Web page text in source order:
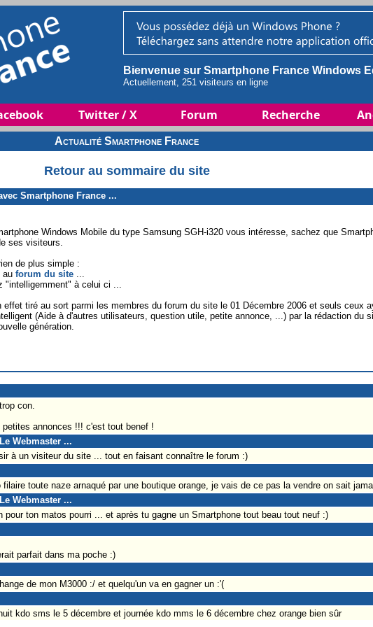
Bienvenue sur Smartphone France Windows
Actuellement, 251 visiteurs en ligne
Twitter / X Forum Recherche
Actualité Smartphone France
Retour au sommaire du site
Smartphone France ...
Windows Mobile du type Samsung SGH-i320 vous intéresse, sachez que
ses visiteurs.
de plus simple :
au forum du site
à celui ci ...
effet tiré au sort parmi les membres du forum du site le 01 Décembre 2006 et seuls ceux
(Aide à d'autres utilisateurs, question utile, petite annonce, ...) par la rédaction du
génération.
con.
annonces !!! c'est tout benef !
Webmaster ...
à un visiteur du site ... tout en faisant connaître le forum :)
toute naze arnaqué par une boutique orange, je vais de ce pas la vendre on sait
Webmaster ...
pour ton matos pourri ... et après tu gagne un Smartphone tout beau tout neuf :)
parfait dans ma poche :)
de mon M3000 :/ et quelqu'un va en gagner un :'(
kdo sms le 5 décembre et journée kdo mms le 6 décembre chez orange bien sûr